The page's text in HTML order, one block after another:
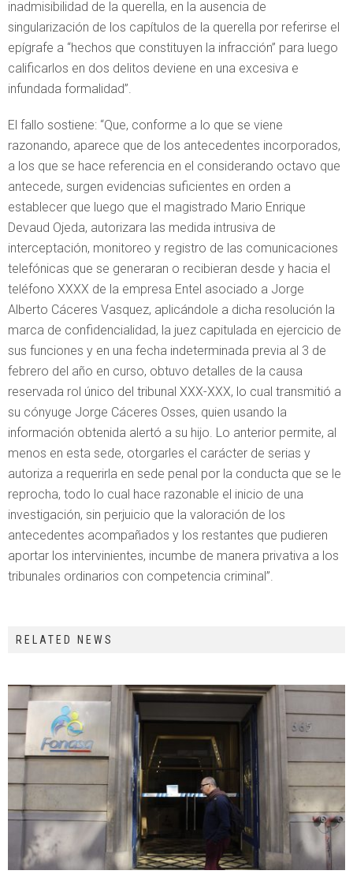
inadmisibilidad de la querella, en la ausencia de
singularización de los capítulos de la querella por referirse el
epígrafe a “hechos que constituyen la infracción” para luego
calificarlos en dos delitos deviene en una excesiva e
infundada formalidad”.
El fallo sostiene: “Que, conforme a lo que se viene
razonando, aparece que de los antecedentes incorporados,
a los que se hace referencia en el considerando octavo que
antecede, surgen evidencias suficientes en orden a
establecer que luego que el magistrado Mario Enrique
Devaud Ojeda, autorizara las medida intrusiva de
interceptación, monitoreo y registro de las comunicaciones
telefónicas que se generaran o recibieran desde y hacia el
teléfono XXXX de la empresa Entel asociado a Jorge
Alberto Cáceres Vasquez, aplicándole a dicha resolución la
marca de confidencialidad, la juez capitulada en ejercicio de
sus funciones y en una fecha indeterminada previa al 3 de
febrero del año en curso, obtuvo detalles de la causa
reservada rol único del tribunal XXX-XXX, lo cual transmitió a
su cónyuge Jorge Cáceres Osses, quien usando la
información obtenida alertó a su hijo. Lo anterior permite, al
menos en esta sede, otorgarles el carácter de serias y
autoriza a requerirla en sede penal por la conducta que se le
reprocha, todo lo cual hace razonable el inicio de una
investigación, sin perjuicio que la valoración de los
antecedentes acompañados y los restantes que pudieren
aportar los intervinientes, incumbe de manera privativa a los
tribunales ordinarios con competencia criminal”.
RELATED NEWS